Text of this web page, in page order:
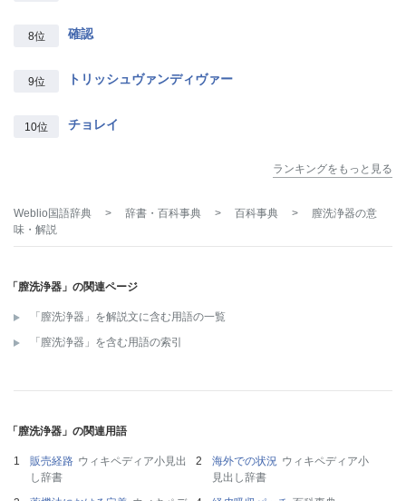
8位 確認
9位 トリッシュヴァンディヴァー
10位 チョレイ
ランキングをもっと見る
Weblio国語辞典 > 辞書・百科事典 > 百科事典 > 膣洗浄器の意
味・解説
「膣洗浄器」の関連ページ
「膣洗浄器」を解説文に含む用語の一覧
「膣洗浄器」を含む用語の索引
「膣洗浄器」の関連用語
販売経路 ウィキペディア小見出
し辞書
海外での状況 ウィキペディア小
見出し辞書